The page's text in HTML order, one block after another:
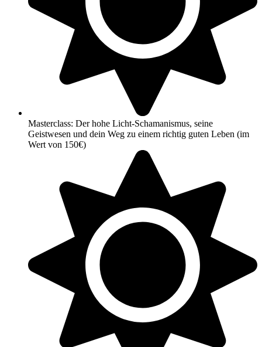
Masterclass: Der hohe Licht-Schamanismus, seine
Geistwesen und dein Weg zu einem richtig guten Leben (im
Wert von 150€)